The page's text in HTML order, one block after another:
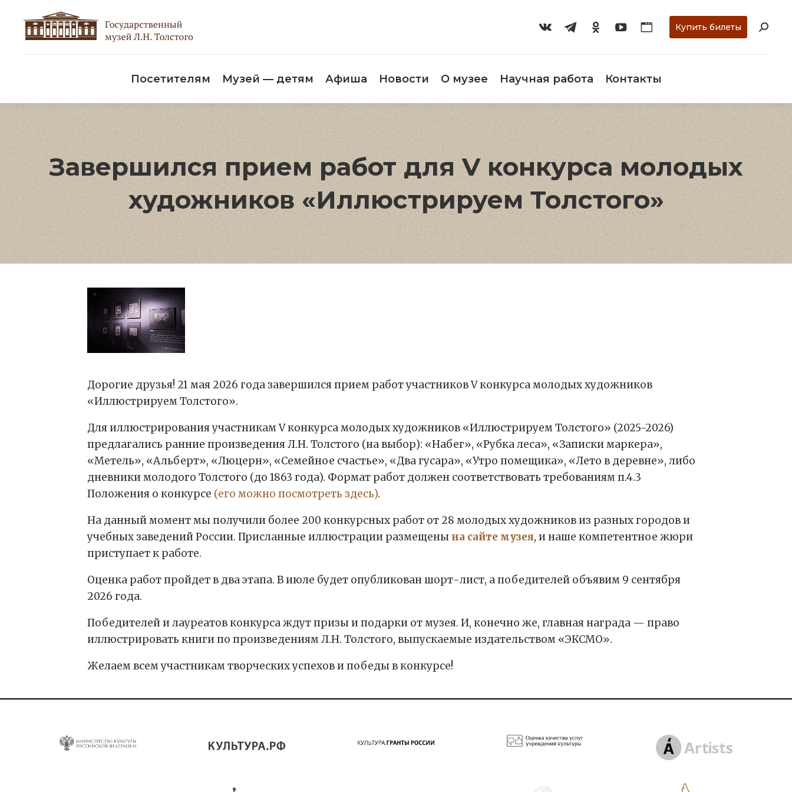
Купить билеты
Посетителям Музей — детям Афиша Новости О музее Научная работа Контакты
Завершился прием работ для V конкурса молодых
художников «Иллюстрируем Толстого»
Дорогие друзья! 21 мая 2026 года завершился прием работ участников V конкурса молодых художников
«Иллюстрируем Толстого».
Для иллюстрирования участникам V конкурса молодых художников «Иллюстрируем Толстого» (2025-2026)
предлагались ранние произведения Л.Н. Толстого (на выбор): «Набег», «Рубка леса», «Записки маркера»,
«Метель», «Альберт», «Люцерн», «Семейное счастье», «Два гусара», «Утро помещика», «Лето в деревне», либо
дневники молодого Толстого (до 1863 года). Формат работ должен соответствовать требованиям п.4.3
Положения о конкурсе (его можно посмотреть здесь).
На данный момент мы получили более 200 конкурсных работ от 28 молодых художников из разных городов и
учебных заведений России. Присланные иллюстрации размещены на сайте музея, и наше компетентное жюри
приступает к работе.
Оценка работ пройдет в два этапа. В июле будет опубликован шорт-лист, а победителей объявим 9 сентября
2026 года.
Победителей и лауреатов конкурса ждут призы и подарки от музея. И, конечно же, главная награда — право
иллюстрировать книги по произведениям Л.Н. Толстого, выпускаемые издательством «ЭКСМО».
Желаем всем участникам творческих успехов и победы в конкурсе!
О музее Научная работа Контакты